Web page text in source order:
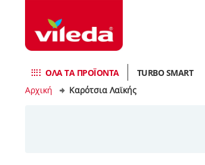
ΟΛΑ ΤΑ ΠΡΟΪΌΝΤΑ TURBO SMART
Αρχική
Καρότσια Λαϊκής